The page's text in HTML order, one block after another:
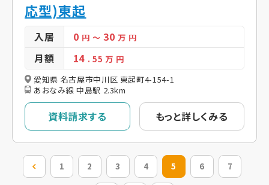
応型)東起
入居 0 円 ～ 30万 円
月額 14 . 55万 円
愛知県 名古屋市中川区 東起町4-154-1
あおなみ線 中島駅 2.3km
資料請求する もっと詳しくみる
前の20件
1 2 3 4 5 6 7